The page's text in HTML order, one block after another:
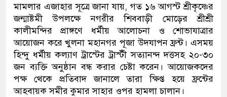
মামলার এজাহার সূত্রে জানা যায়, গত ১৬ আগস্ট শ্রীকৃষ্ণের
জন্মাষ্টমী উপলক্ষে নগরীর শিববাড়ী মোড়ের শ্রীশ্রী
কালীমন্দির প্রাঙ্গণে ধর্মীয় আলোচনা ও শোভাযাত্রার
আয়োজন করে খুলনা মহানগর পূজা উদযাপন ফ্রন্ট। এসময়
হিন্দু ধর্মীয় কল্যাণ ট্রাস্টের ট্রাস্টী সত্যানন্দ দত্তসহ ২০-৩০
জন ব্যক্তি অনুষ্ঠান বন্ধ করার চেষ্টা করেন। আয়োজকদের
পক্ষ থেকে প্রতিবাদ জানালে তারা ক্ষিপ্ত হয়ে ফ্রন্টের
আহবায়ক সমীর কুমার সাহার ওপর হামলা চালান।